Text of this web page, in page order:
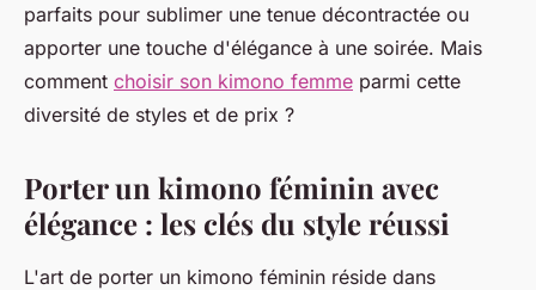
parfaits pour sublimer une tenue décontractée ou
apporter une touche d'élégance à une soirée. Mais
comment choisir son kimono femme parmi cette
diversité de styles et de prix ?
Porter un kimono féminin avec
élégance : les clés du style réussi
L'art de porter un kimono féminin réside dans